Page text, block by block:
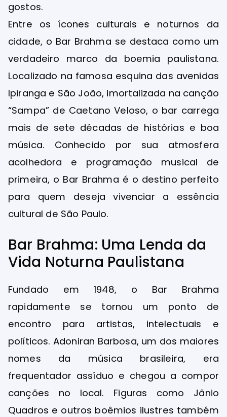
gostos.
Entre os ícones culturais e noturnos da
cidade, o Bar Brahma se destaca como um
verdadeiro marco da boemia paulistana.
Localizado na famosa esquina das avenidas
Ipiranga e São João, imortalizada na canção
“Sampa” de Caetano Veloso, o bar carrega
mais de sete décadas de histórias e boa
música. Conhecido por sua atmosfera
acolhedora e programação musical de
primeira, o Bar Brahma é o destino perfeito
para quem deseja vivenciar a essência
cultural de São Paulo.
Bar Brahma: Uma Lenda da
Vida Noturna Paulistana
Fundado em 1948, o Bar Brahma
rapidamente se tornou um ponto de
encontro para artistas, intelectuais e
políticos. Adoniran Barbosa, um dos maiores
nomes da música brasileira, era
frequentador assíduo e chegou a compor
canções no local. Figuras como Jânio
Quadros e outros boêmios ilustres também